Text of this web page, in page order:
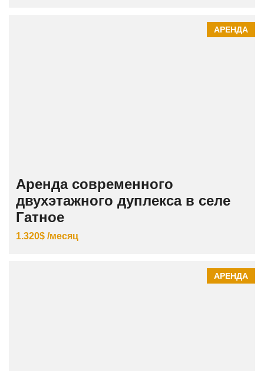
АРЕНДА
Аренда современного
двухэтажного дуплекса в селе
Гатное
1.320$ /месяц
АРЕНДА